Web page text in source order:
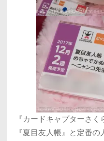
『カードキャプターさ
『夏目友人帳』と定番